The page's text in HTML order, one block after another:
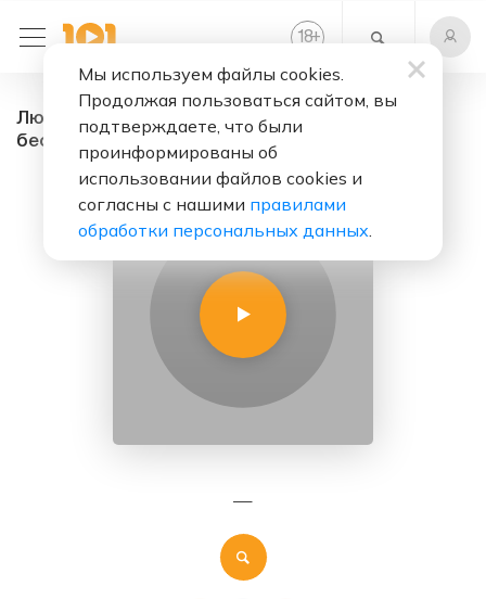
18+
Любимое радио FM - радио онлайн. Слушать
бесплатно
—
Мы используем файлы cookies.
Продолжая пользоваться сайтом, вы
подтверждаете, что были
проинформированы об
использовании файлов cookies и
согласны с нашими правилами
обработки персональных данных.